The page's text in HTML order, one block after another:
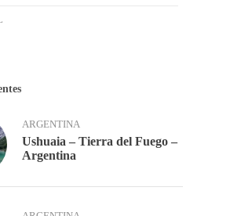
ARGENTINA
Ushuaia – Tierra del Fuego –
Argentina